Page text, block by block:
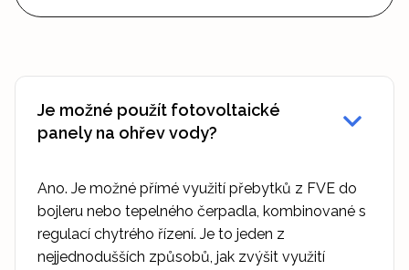
Je možné použít fotovoltaické
panely na ohřev vody?
Ano. Je možné přímé využití přebytků z FVE do
bojleru nebo tepelného čerpadla, kombinované s
regulací chytrého řízení. Je to jeden z
nejjednodušších způsobů, jak zvýšit využití